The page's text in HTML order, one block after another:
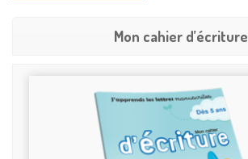
Mon cahier d’écriture